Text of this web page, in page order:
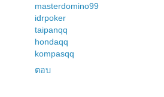
masterdomino99
idrpoker
taipanqq
hondaqq
kompasqq
ตอบ